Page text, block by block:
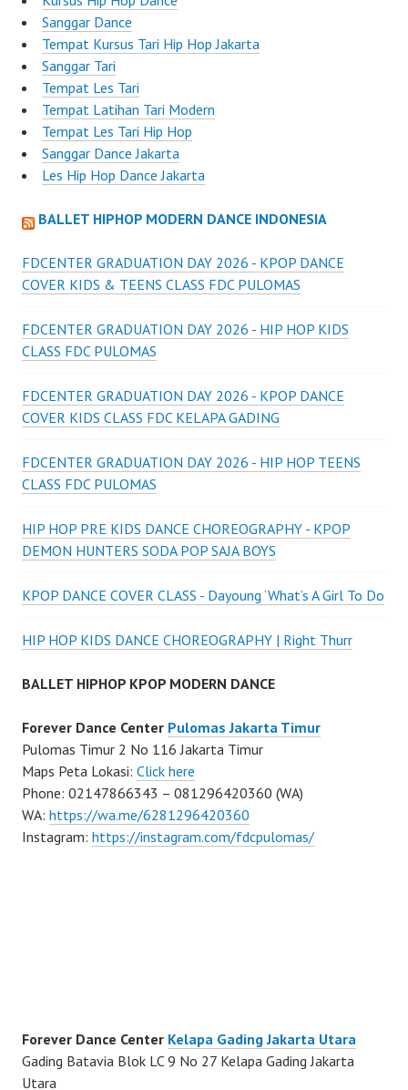
Sanggar Dance
Tempat Kursus Tari Hip Hop Jakarta
Sanggar Tari
Tempat Les Tari
Tempat Latihan Tari Modern
Tempat Les Tari Hip Hop
Sanggar Dance Jakarta
Les Hip Hop Dance Jakarta
BALLET HIPHOP MODERN DANCE INDONESIA
FDCENTER GRADUATION DAY 2026 - KPOP DANCE
COVER KIDS & TEENS CLASS FDC PULOMAS
FDCENTER GRADUATION DAY 2026 - HIP HOP KIDS
CLASS FDC PULOMAS
FDCENTER GRADUATION DAY 2026 - KPOP DANCE
COVER KIDS CLASS FDC KELAPA GADING
FDCENTER GRADUATION DAY 2026 - HIP HOP TEENS
CLASS FDC PULOMAS
HIP HOP PRE KIDS DANCE CHOREOGRAPHY - KPOP
DEMON HUNTERS SODA POP SAJA BOYS
KPOP DANCE COVER CLASS - Dayoung ‘What’s A Girl To Do
HIP HOP KIDS DANCE CHOREOGRAPHY | Right Thurr
BALLET HIPHOP KPOP MODERN DANCE
Forever Dance Center Pulomas Jakarta Timur
Pulomas Timur 2 No 116 Jakarta Timur
Maps Peta Lokasi: Click here
Phone: 02147866343 – 081296420360 (WA)
WA: https://wa.me/6281296420360
Instagram: https://instagram.com/fdcpulomas/
Forever Dance Center Kelapa Gading Jakarta Utara
Gading Batavia Blok LC 9 No 27 Kelapa Gading Jakarta
Utara